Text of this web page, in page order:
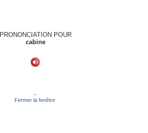
PRONONCIATION POUR
cabine
-
Fermer la fenêtre